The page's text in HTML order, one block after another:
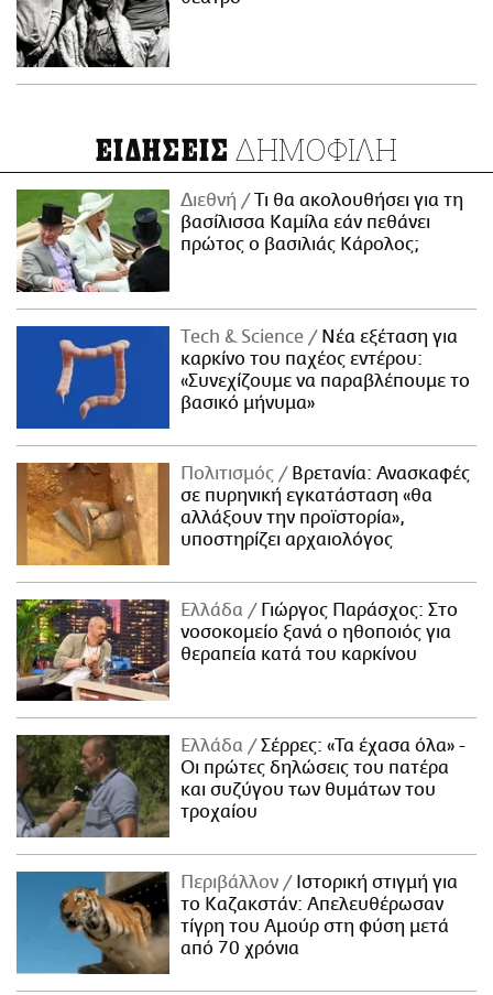
ΕΙΔΗΣΕΙΣ ΔΗΜΟΦΙΛΗ
Διεθνή
Τι θα ακολουθήσει για τη
βασίλισσα Καμίλα εάν πεθάνει
πρώτος ο βασιλιάς Κάρολος;
Τech & Science
Νέα εξέταση για
καρκίνο του παχέος εντέρου:
«Συνεχίζουμε να παραβλέπουμε το
βασικό μήνυμα»
Πολιτισμός
Βρετανία: Ανασκαφές
σε πυρηνική εγκατάσταση «θα
αλλάξουν την προϊστορία»,
υποστηρίζει αρχαιολόγος
Ελλάδα
Γιώργος Παράσχος: Στο
νοσοκομείο ξανά ο ηθοποιός για
θεραπεία κατά του καρκίνου
Ελλάδα
Σέρρες: «Τα έχασα όλα» -
Οι πρώτες δηλώσεις του πατέρα
και συζύγου των θυμάτων του
τροχαίου
Περιβάλλον
Ιστορική στιγμή για
το Καζακστάν: Απελευθέρωσαν
τίγρη του Αμούρ στη φύση μετά
από 70 χρόνια